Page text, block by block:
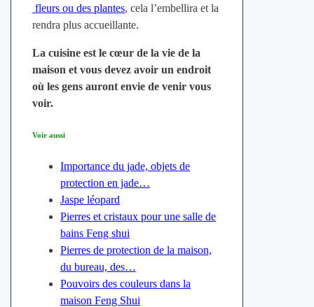
fleurs ou des plantes, cela l’embellira et la
rendra plus accueillante.
La cuisine est le cœur de la vie de la
maison et vous devez avoir un endroit
où les gens auront envie de venir vous
voir.
Voir aussi
Importance du jade, objets de
protection en jade…
Jaspe léopard
Pierres et cristaux pour une salle de
bains Feng shui
Pierres de protection de la maison,
du bureau, des…
Pouvoirs des couleurs dans la
maison Feng Shui